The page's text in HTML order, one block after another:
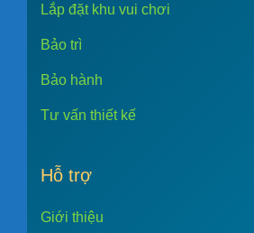
Lắp đặt khu vui chơi
Bảo trì
Bảo hành
Tư vấn thiết kế
Hỗ trợ
Giới thiệu